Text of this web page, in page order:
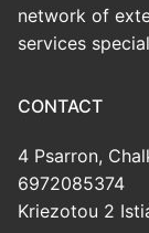
network of
services
CONTACT
4 Psarron,
6972085374
Kriezotou 2